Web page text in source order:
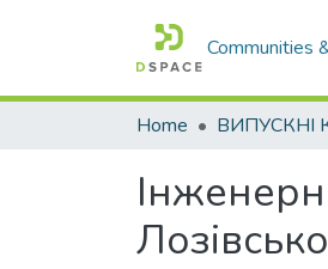
Communities
Home